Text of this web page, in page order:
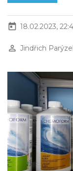
today 18.02.2023,
perm_identity Jindřich